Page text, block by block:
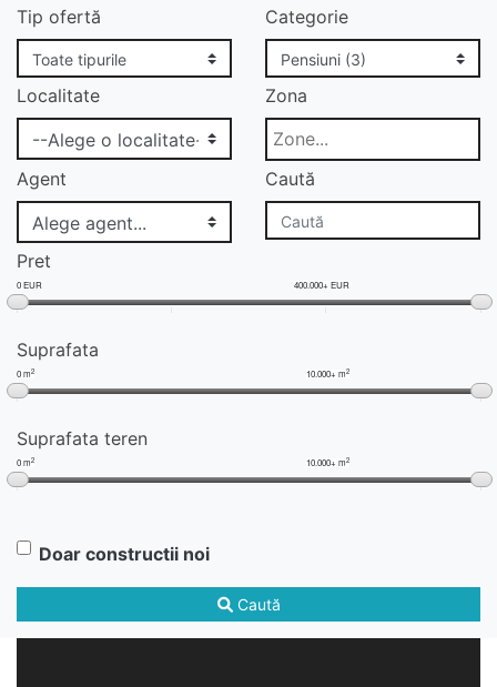
Tip ofertă Categorie
Localitate Zona
Agent Caută
Pret
0 EUR 400.000+ EUR
Suprafata
0 m2 10.000+ m2
Suprafata teren
0 m2 10.000+ m2
Doar constructii noi
Caută